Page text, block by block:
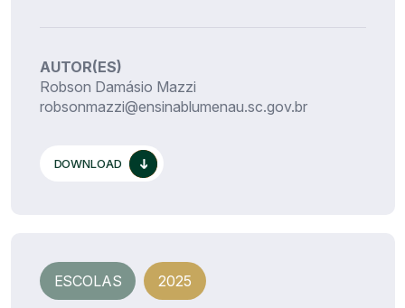
AUTOR(ES)
Robson Damásio Mazzi
robsonmazzi@ensinablumenau.sc.gov.br
DOWNLOAD
ESCOLAS 2025